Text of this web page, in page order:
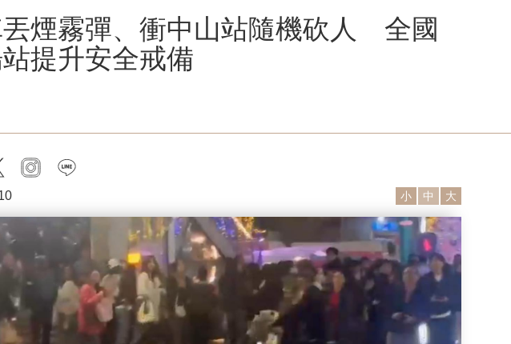
煙霧彈、衝中山站隨機砍人 全國
提升安全戒備
twitter instagram
小 中 大